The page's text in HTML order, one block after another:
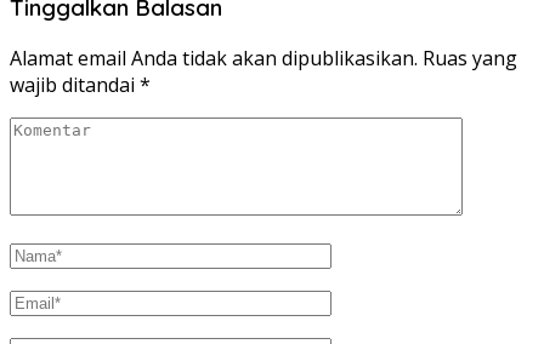
Tinggalkan Balasan
Alamat email Anda tidak akan dipublikasikan. Ruas yang
wajib ditandai *